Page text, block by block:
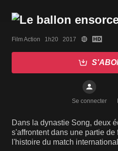
Film Action   1h20   2017
Se connecter
Dans la dynastie Song, deux
s'affrontent dans une partie
l'histoire du match